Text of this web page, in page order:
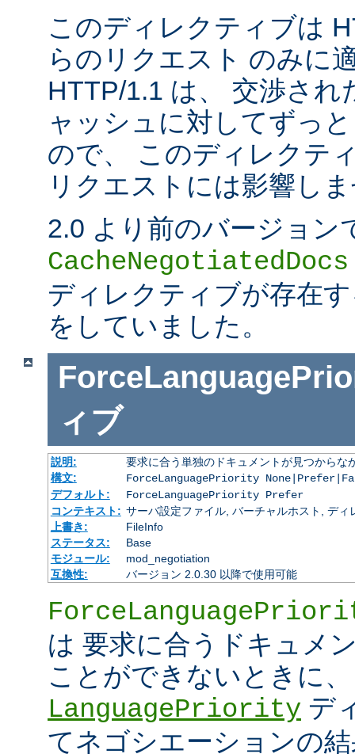
このディレクティブは
らのリクエスト のみに
HTTP/1.1 は、 交渉さ
ャッシュに対してずっ
ので、 このディレクテ
リクエストには影響し
2.0 より前のバージョン
CacheNegotiatedDocs
ディレクティブが存在
をしていました。
ィブ
説明:
要求に合う単独のドキュメントが見つからな
構文:
ForceLanguagePriority
デフォルト:
ForceLanguagePriority Prefer
コンテキスト: サーバ設定ファイル, バーチャルホスト, ディ
上書き:
FileInfo
ステータス:
Base
モジュール:
mod_negotiation
互換性:
バージョン 2.0.30 以降で使用可能
は 要求に合うドキュメ
ことができないときに、
LanguagePriority デ
てネゴシエーションの